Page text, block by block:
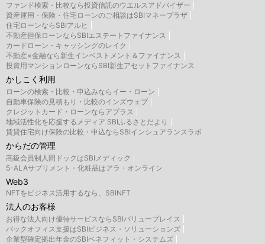
ファンド検索・比較なら投資信託のウエルスアドバイザー
資産運用・保険・住宅ローンのご相談はSBIマネープラザ
住宅ローンならSBIアルヒ
不動産担保ローンならSBIエステートファイナンス
カードローン・キャッシングのレイク
不動産×金融なら新生インベストメント＆ファイナンス
投資用マンションローンならSBI新生アセットファイナンス
かしこく利用
ローンの検索・比較・申込みならイー・ローン
自動車保険の見積もり・比較のインズウェブ
クレジットカード・ローンならアプラス
地域活性化を応援するメディア SBIふるさとだより
賃貸住宅向け保険の比較・申込ならSBIインシュアランスラボ
からだの管理
高級会員制人間ドックはSBIメディック
5-ALAサプリメント・化粧品はアラ・オンライン
Web3
NFTをビジネス活用するなら、SBINFT
法人のお客様
お得な法人向け優待サービスならSBIバリュープレイス
バックオフィス支援はSBIビジネス・ソリューションズ
企業型確定拠出年金のSBIベネフィット・システムズ